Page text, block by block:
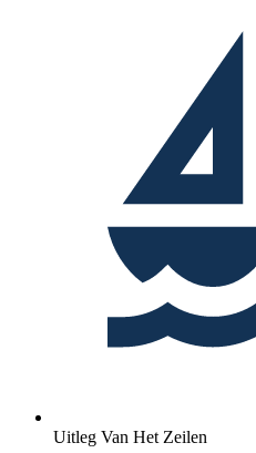
Uitleg Van Het Zeilen